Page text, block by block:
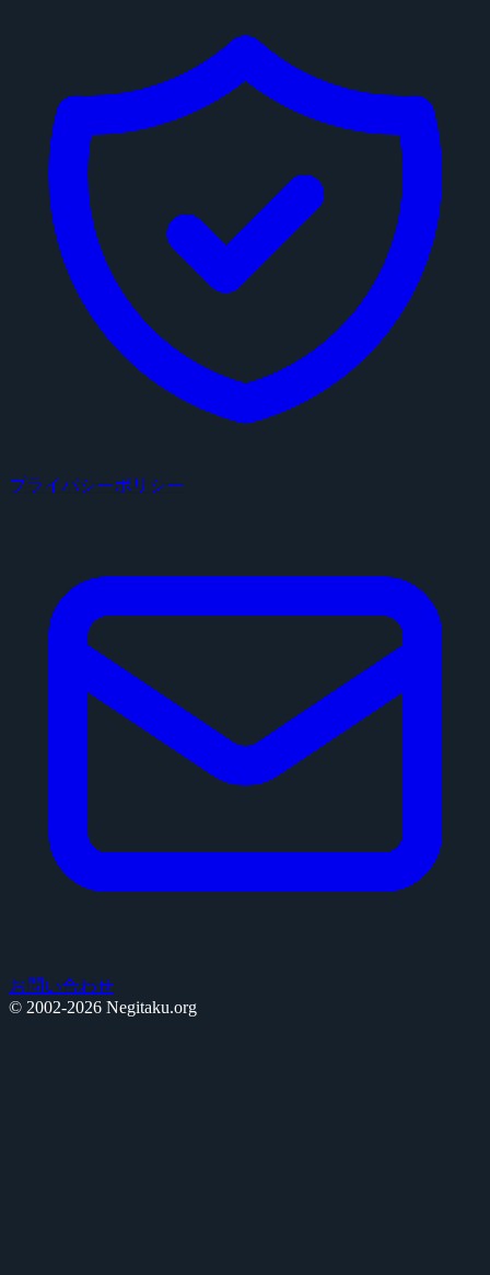
プライバシーポリシー
お問い合わせ
© 2002-2026 Negitaku.org